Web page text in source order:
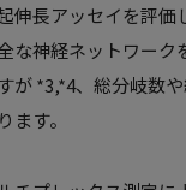
伸長アッセイを評
な神経ネットワー
が *3,*4、総分岐数
ます。